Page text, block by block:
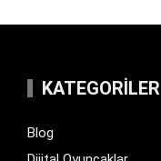
KATEGORILER
Blog